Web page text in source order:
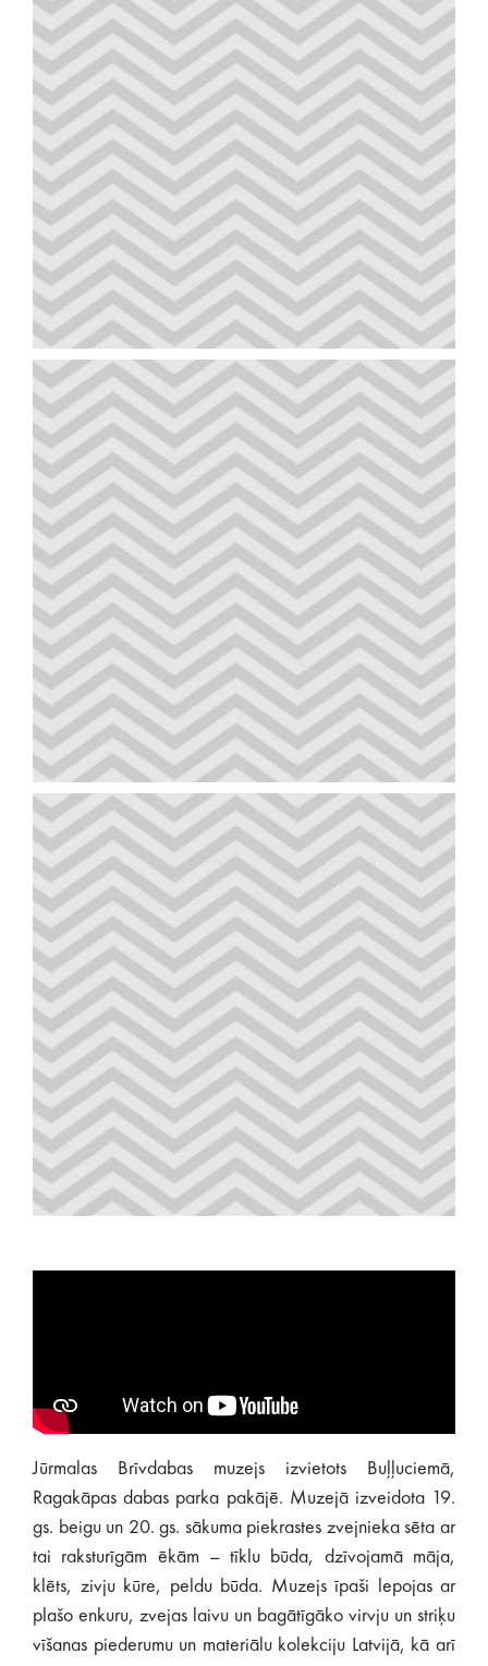
​Jūrmalas Brīvdabas muzejs izvietots Buļļuciemā,
Ragakāpas dabas parka pakājē. Muzejā izveidota 19.
gs. beigu un 20. gs. sākuma piekrastes zvejnieka sēta ar
tai raksturīgām ēkām – tīklu būda, dzīvojamā māja,
klēts, zivju kūre, peldu būda. Muzejs īpaši lepojas ar
plašo enkuru, zvejas laivu un bagātīgāko virvju un striķu
vīšanas piederumu un materiālu kolekciju Latvijā, kā arī